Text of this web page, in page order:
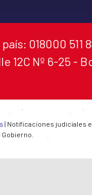
018000 511
12C Nº 6-25 -
| Notificaciones judiciales